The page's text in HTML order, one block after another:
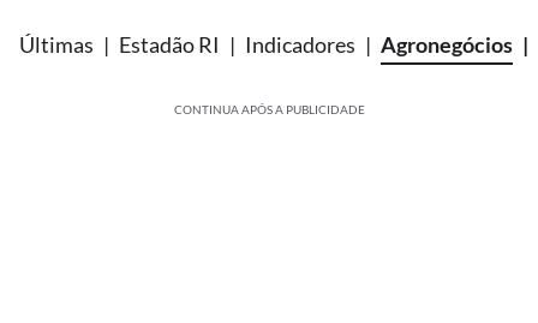
Últimas Estadão RI Indicadores Agronegócios
CONTINUA APÓS A PUBLICIDADE